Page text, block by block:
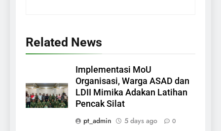
Related News
Implementasi MoU
Organisasi, Warga ASAD dan
LDII Mimika Adakan Latihan
Pencak Silat
pt_admin
5 days ago 0